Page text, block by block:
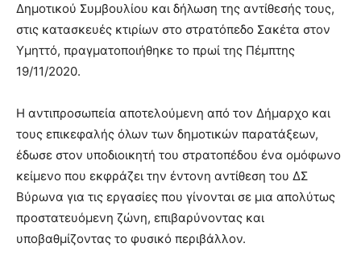
Δημοτικού Συμβουλίου και δήλωση της αντίθεσής τους,
στις κατασκευές κτιρίων στο στρατόπεδο Σακέτα στον
Υμηττό, πραγματοποιήθηκε το πρωί της Πέμπτης
19/11/2020.
Η αντιπροσωπεία αποτελούμενη από τον Δήμαρχο και
τους επικεφαλής όλων των δημοτικών παρατάξεων,
έδωσε στον υποδιοικητή του στρατοπέδου ένα ομόφωνο
κείμενο που εκφράζει την έντονη αντίθεση του ΔΣ
Βύρωνα για τις εργασίες που γίνονται σε μια απολύτως
προστατευόμενη ζώνη, επιβαρύνοντας και
υποβαθμίζοντας το φυσικό περιβάλλον.